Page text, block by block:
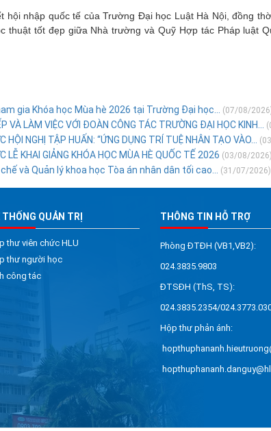
hội nhập quốc tế của Trường Đại học Luật Hà Nội, đồng
thuật tốt đẹp giữa Nhà trường và Quỹ Hợp tác Pháp luật
gia Khóa học Mùa hè 2026 tại Trường Đại học... (07/08/
VÀ LÀM VIỆC VỚI ĐOÀN CÔNG TÁC TRƯỜNG ĐẠI HỌC KINH...
NGHỊ TẬP HUẤN: “ỨNG DỤNG TRÍ TUỆ NHÂN TẠO VÀO...
LỄ KHAI GIẢNG KHÓA HỌC MÙA HÈ QUỐC TẾ 2026 (03/08/2026)
và Quản lý khoa học Tòa án nhân dân tối cao... (31/07/2026)
THỐNG QUẢN TRỊ
thư viên chức HLU
thư người học
công tác
THÔNG TIN HỖ TRỢ
Phòng ĐTĐH (VB1,VB2):
024.3835.9803
ĐTSĐH (ThS, TS):
024.3835.2354/
Hộp thư phản ánh: